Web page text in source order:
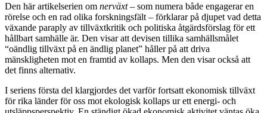
Den här artikelserien om nerväxt– som numera både engagerar en
rörelse och en rad olika forskningsfält – förklarar på djupet vad detta
växande paraply av tillväxtkritik och politiska åtgärdsförslag för ett
hållbart samhälle är. Den visar att devisen tillika samhällsmålet
“oändlig tillväxt på en ändlig planet” håller på att driva
mänskligheten mot en framtid av kollaps. Men den visar också att
det finns alternativ.
I seriens första del klargjordes det varför fortsatt ekonomisk tillväxt
för rika länder för oss mot ekologisk kollaps ur ett energi- och